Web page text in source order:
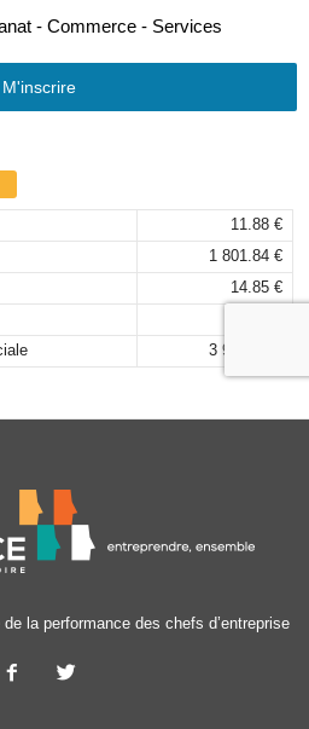
- Commerce - Services
M'inscrire
11.88 €
1 801.84 €
14.85 €
3 925,00 €
la performance des chefs d’entreprise